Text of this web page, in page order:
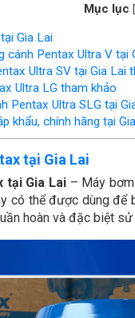
Mục lục [
Gia Lai
cánh Pentax Ultra V tại
Ultra SV tại Gia Lai
Ultra LG tham khảo
Pentax Ultra SLG tại
khẩu, chính hãng tại
tại Gia Lai
tại Gia Lai – Máy
có thể được dùng
hoàn và đặc biệt